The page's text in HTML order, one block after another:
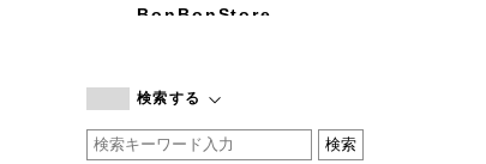
BonBonStore
by basics
CATWORTH
検索する